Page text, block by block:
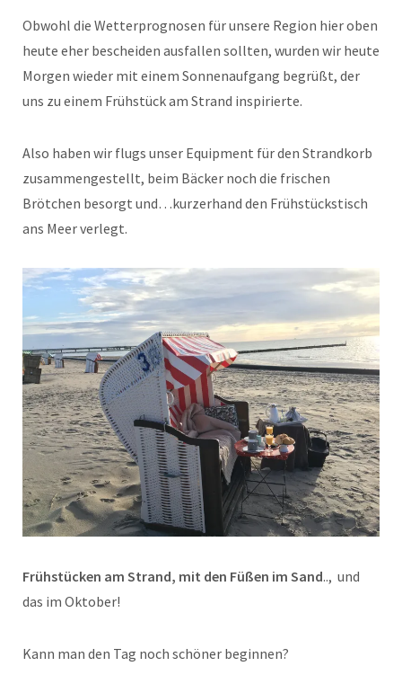
Obwohl die Wetterprognosen für unsere Region hier oben
heute eher bescheiden ausfallen sollten, wurden wir heute
Morgen wieder mit einem Sonnenaufgang begrüßt, der
uns zu einem Frühstück am Strand inspirierte.
Also haben wir flugs unser Equipment für den Strandkorb
zusammengestellt, beim Bäcker noch die frischen
Brötchen besorgt und…kurzerhand den Frühstückstisch
ans Meer verlegt.
Frühstücken am Strand, mit den Füßen im Sand.., und
das im Oktober!
Kann man den Tag noch schöner beginnen?